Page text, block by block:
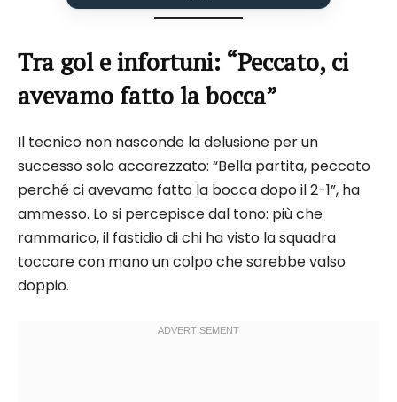
Tra gol e infortuni: “Peccato, ci
avevamo fatto la bocca”
Il tecnico non nasconde la delusione per un
successo solo accarezzato: “Bella partita, peccato
perché ci avevamo fatto la bocca dopo il 2-1”, ha
ammesso. Lo si percepisce dal tono: più che
rammarico, il fastidio di chi ha visto la squadra
toccare con mano un colpo che sarebbe valso
doppio.